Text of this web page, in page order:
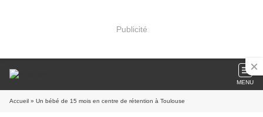
Publicité
MENU
Accueil » Un bébé de 15 mois en centre de rétention à Toulouse